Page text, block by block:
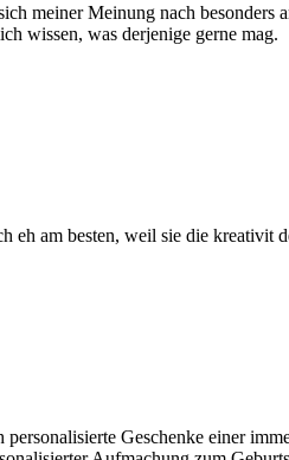
meiner Meinung nach
wissen, was derjenige gerne mag.
eh am besten, weil sie die kreativit
personalisierte Geschenke einer